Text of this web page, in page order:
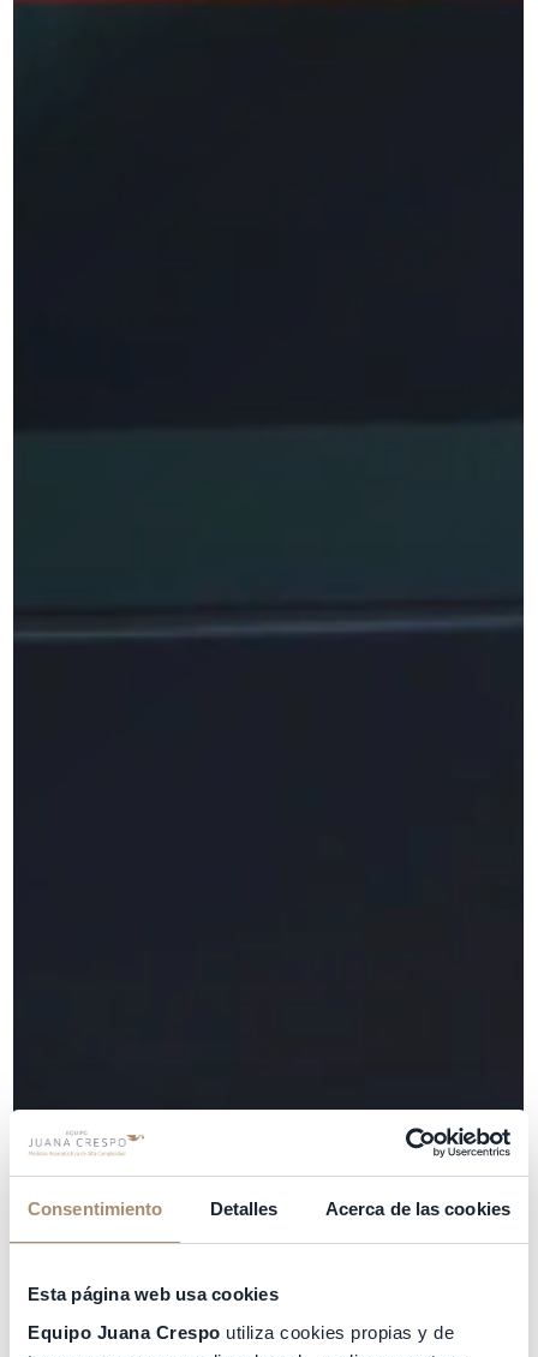
Consentimiento Detalles Acerca de las cookies
Esta página web usa cookies
Equipo Juana Crespo utiliza cookies propias y de